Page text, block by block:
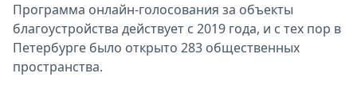
Программа онлайн-голосования за объекты
благоустройства действует с 2019 года, и с тех пор в
Петербурге было открыто 283 общественных
пространства.